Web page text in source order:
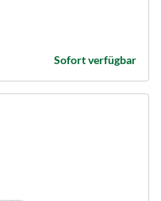
Sofort verfügbar